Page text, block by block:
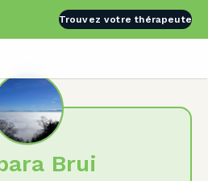
Trouvez votre thérapeute
Brui